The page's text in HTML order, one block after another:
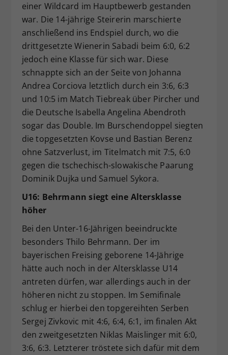
einer Wildcard im Hauptbewerb gestanden
war. Die 14-jährige Steirerin marschierte
anschließend ins Endspiel durch, wo die
drittgesetzte Wienerin Sabadi beim 6:0, 6:2
jedoch eine Klasse für sich war. Diese
schnappte sich an der Seite von Johanna
Andrea Corciova letztlich durch ein 3:6, 6:3
und 10:5 im Match Tiebreak über Pircher und
die Deutsche Isabella Angelina Abendroth
sogar das Double. Im Burschendoppel siegten
die topgesetzten Kovse und Bastian Berenz
ohne Satzverlust, im Titelmatch mit 7:5, 6:0
gegen die tschechisch-slowakische Paarung
Dominik Dujka und Samuel Sykora.
U16: Behrmann siegt eine Altersklasse
höher
Bei den Unter-16-Jährigen beeindruckte
besonders Thilo Behrmann. Der im
bayerischen Freising geborene 14-Jährige
hätte auch noch in der Altersklasse U14
antreten dürfen, war allerdings auch in der
höheren nicht zu stoppen. Im Semifinale
schlug er hierbei den topgereihten Serben
Sergej Zivkovic mit 4:6, 6:4, 6:1, im finalen Akt
den zweitgesetzten Niklas Maislinger mit 6:0,
3:6, 6:3. Letzterer tröstete sich dafür mit dem